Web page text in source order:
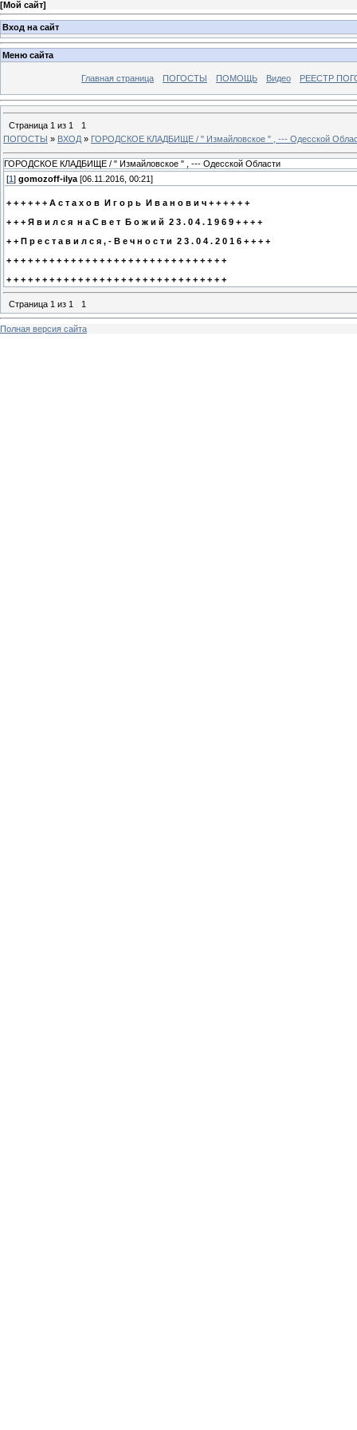
[Мой сайт]
Вход на сайт
Меню сайта
Главная страница ПОГОСТЫ ПОМОЩЬ Видео РЕЕСТР
Страница 1 из 1
1
ПОГОСТЫ » ВХОД » ГОРОДСКОЕ КЛАДБИЩЕ / " Измайловское " , --- Одесской
ГОРОДСКОЕ КЛАДБИЩЕ / " Измайловское " , --- Одесской Области
[1 ] gomozoff-ilya [06.11.2016, 00:21]
+ + + + + + А с т а х о в И г о р ь И в а н о в и ч + + + + + +
+ + + Я в и л с я н а С в е т Б о ж и й 2 3 . 0 4 . 1 9 6 9 + + + +
+ + П р е с т а в и л с я , - В е ч н о с т и 2 3 . 0 4 . 2 0 1 6 + + + +
+ + + + + + + + + + + + + + + + + + + + + + + + + + + + + + +
+ + + + + + + + + + + + + + + + + + + + + + + + + + + + + + +
Страница 1 из 1 1
Полная версия сайта